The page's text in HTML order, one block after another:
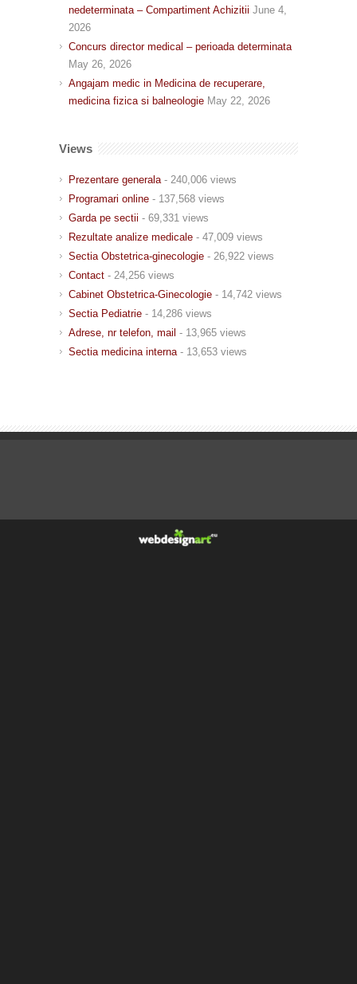
nedeterminata – Compartiment Achizitii June 4,
2026
Concurs director medical – perioada determinata
May 26, 2026
Angajam medic in Medicina de recuperare,
medicina fizica si balneologie May 22, 2026
Views
Prezentare generala - 240,006 views
Programari online - 137,568 views
Garda pe sectii - 69,331 views
Rezultate analize medicale - 47,009 views
Sectia Obstetrica-ginecologie - 26,922 views
Contact - 24,256 views
Cabinet Obstetrica-Ginecologie - 14,742 views
Sectia Pediatrie - 14,286 views
Adrese, nr telefon, mail - 13,965 views
Sectia medicina interna - 13,653 views